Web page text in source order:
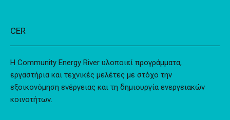
CER
Η Community Energy River υλοποιεί προγράμματα,
εργαστήρια και τεχνικές μελέτες με στόχο την
εξοικονόμηση ενέργειας και τη δημιουργία ενεργειακών
κοινοτήτων.